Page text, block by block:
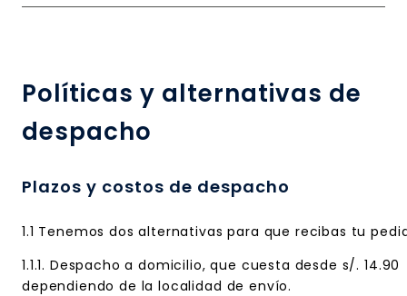
Políticas y alternativas de
despacho
Plazos y costos de despacho
1.1 Tenemos dos alternativas para que recibas tu
1.1.1. Despacho a domicilio, que cuesta desde s/. 14.90
dependiendo de la localidad de envío.